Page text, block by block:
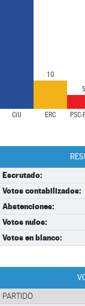
CiU ERC PSC-
10
5
Escrutado:
Votos contabilizados:
Abstenciones:
Votos nulos:
Votos en blanco:
PARTIDO